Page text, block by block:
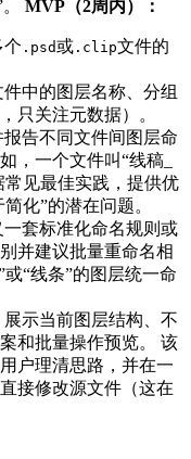
MVP（2周内）：
个 .psd或 .clip文件的
中的图层名称、分组
只关注元数据）。
报告不同文件间图层命
，一个文件叫“线稿_
常见最佳实践，提供优
化”的潜在问题。
一套标准化命名规则或
并建议批量重命名相
“线条”的图层统一命
示当前图层结构、不
和批量操作预览。 该
户理清思路，并在一
接修改源文件（这在